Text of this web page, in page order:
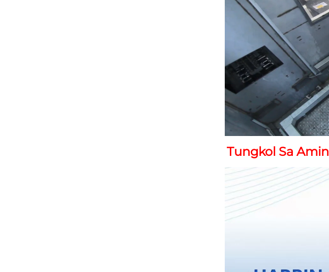
Tungkol Sa Amin